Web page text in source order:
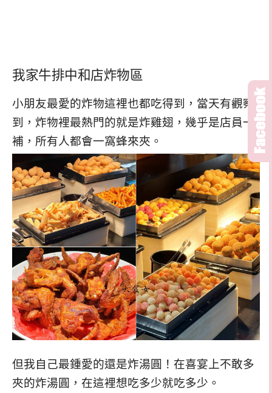
我家牛排中和店炸物區
小朋友最愛的炸物這裡也都吃得到，當天有觀察
到，炸物裡最熱門的就是炸雞翅，幾乎是店員一
補，所有人都會一窩蜂來夾。
但我自己最鍾愛的還是炸湯圓！在喜宴上不敢多
夾的炸湯圓，在這裡想吃多少就吃多少。